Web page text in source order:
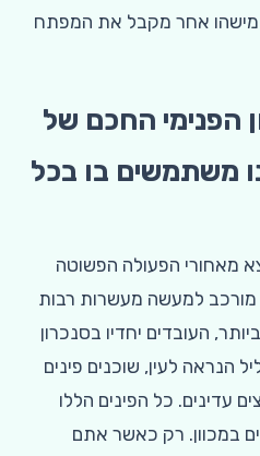
מישהו אחר מקבל את המפתח
הפנימי החכם של
משתמשים בו בכל
מאחורי הפעולה הפשוטה
למעשה מעשרות רבות
העובדים יחדיו בסנכרון
הנראה לעין, שוכנים פינים
עדינים. כל הפינים הללו
במכוון. רק כאשר אתם